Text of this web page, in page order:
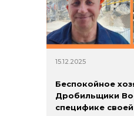
15.12.2025
Беспокойное
Дробильщики
специфике